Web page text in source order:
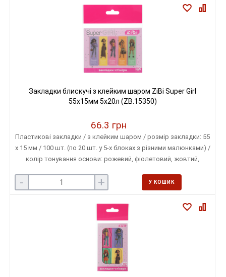
Закладки блискучі з клейким шаром ZiBi Super Girl
55x15мм 5x20л (ZB.15350)
66.3 грн
Пластикові закладки / з клейким шаром / розмір закладки: 55
х 15 мм / 100 шт. (по 20 шт. у 5-х блоках з різними малюнками) /
колір тонування основи: рожевий, фіолетовий, жовтий,
- + У КОШИК